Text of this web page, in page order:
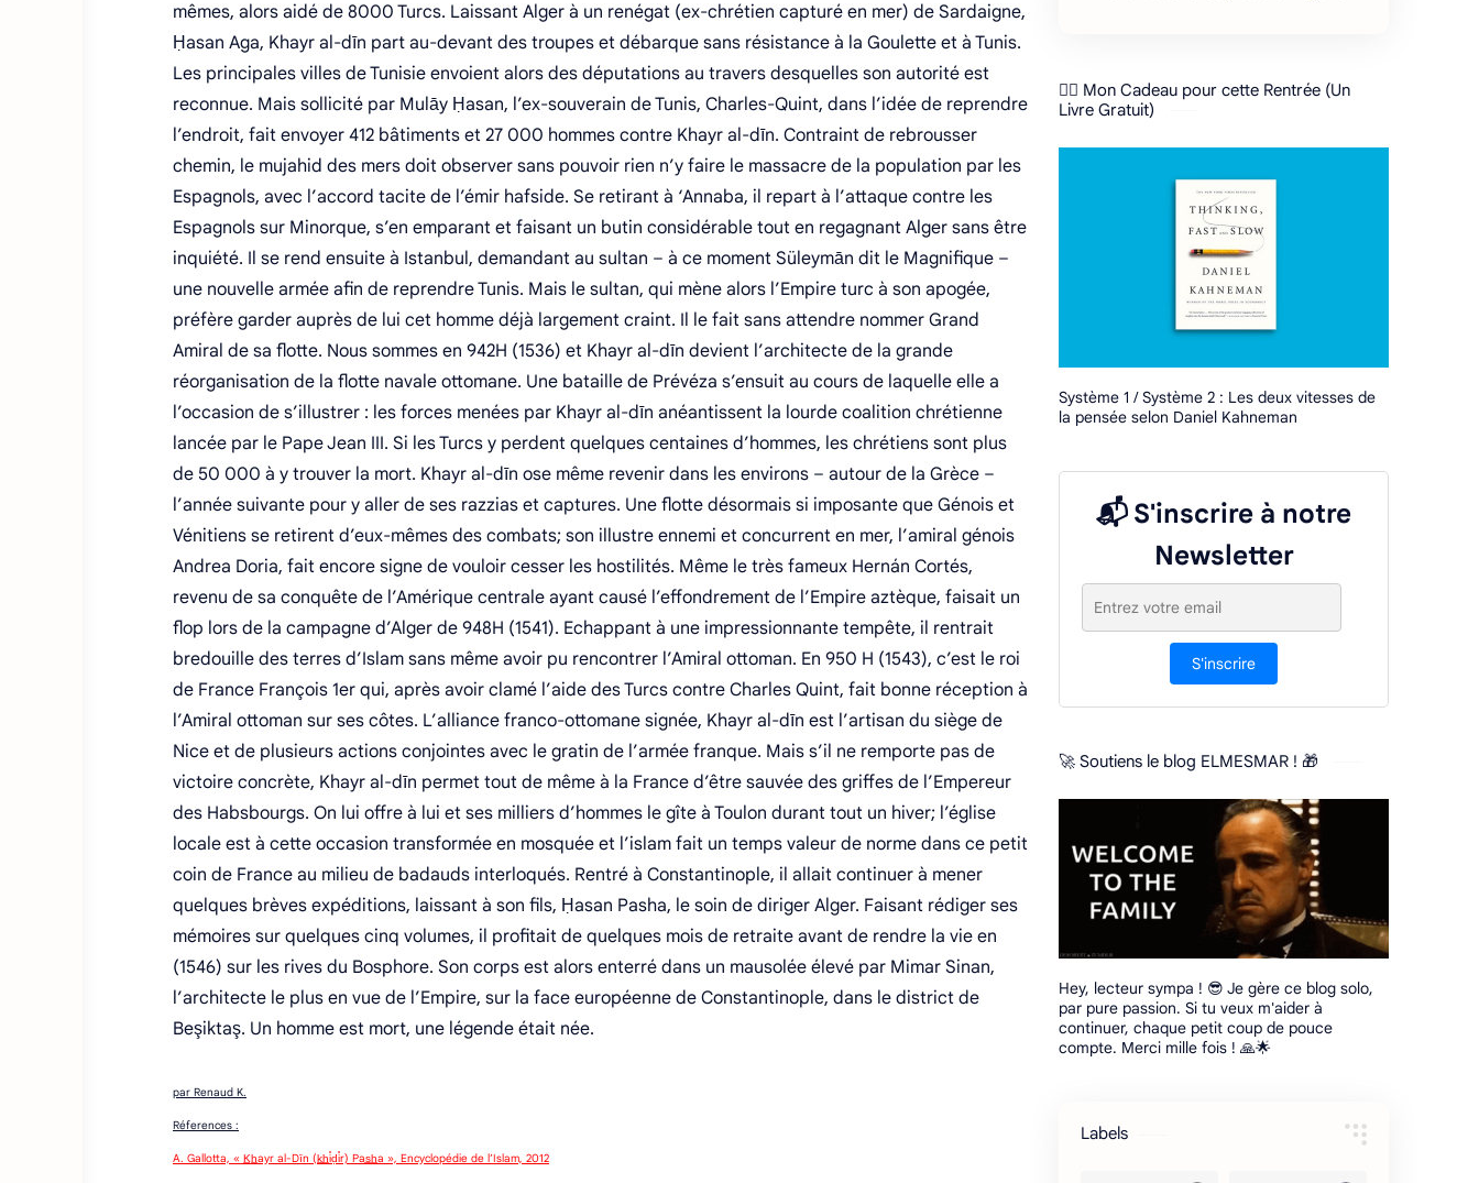
mêmes, alors aidé de 8000 Turcs. Laissant Alger à un renégat (ex-chrétien capturé en mer) de Sardaigne,
Ḥasan Aga, Khayr al-dīn part au-devant des troupes et débarque sans résistance à la Goulette et à Tunis.
Les principales villes de Tunisie envoient alors des députations au travers desquelles son autorité est
reconnue. Mais sollicité par Mulāy Ḥasan, l’ex-souverain de Tunis, Charles-Quint, dans l’idée de reprendre
l’endroit, fait envoyer 412 bâtiments et 27 000 hommes contre Khayr al-dīn. Contraint de rebrousser
chemin, le mujahid des mers doit observer sans pouvoir rien n’y faire le massacre de la population par les
Espagnols, avec l’accord tacite de l’émir hafside. Se retirant à ‘Annaba, il repart à l’attaque contre les
Espagnols sur Minorque, s’en emparant et faisant un butin considérable tout en regagnant Alger sans être
inquiété. Il se rend ensuite à Istanbul, demandant au sultan – à ce moment Süleymān dit le Magnifique –
une nouvelle armée afin de reprendre Tunis. Mais le sultan, qui mène alors l’Empire turc à son apogée,
préfère garder auprès de lui cet homme déjà largement craint. Il le fait sans attendre nommer Grand
Amiral de sa flotte. Nous sommes en 942H (1536) et Khayr al-dīn devient l’architecte de la grande
réorganisation de la flotte navale ottomane. Une bataille de Prévéza s’ensuit au cours de laquelle elle a
l’occasion de s’illustrer : les forces menées par Khayr al-dīn anéantissent la lourde coalition chrétienne
lancée par le Pape Jean III. Si les Turcs y perdent quelques centaines d’hommes, les chrétiens sont plus
de 50 000 à y trouver la mort. Khayr al-dīn ose même revenir dans les environs – autour de la Grèce –
l’année suivante pour y aller de ses razzias et captures. Une flotte désormais si imposante que Génois et
Vénitiens se retirent d’eux-mêmes des combats; son illustre ennemi et concurrent en mer, l’amiral génois
Andrea Doria, fait encore signe de vouloir cesser les hostilités. Même le très fameux Hernán Cortés,
revenu de sa conquête de l’Amérique centrale ayant causé l’effondrement de l’Empire aztèque, faisait un
flop lors de la campagne d’Alger de 948H (1541). Echappant à une impressionnante tempête, il rentrait
bredouille des terres d’Islam sans même avoir pu rencontrer l’Amiral ottoman. En 950 H (1543), c’est le roi
de France François 1er qui, après avoir clamé l’aide des Turcs contre Charles Quint, fait bonne réception à
l’Amiral ottoman sur ses côtes. L’alliance franco-ottomane signée, Khayr al-dīn est l’artisan du siège de
Nice et de plusieurs actions conjointes avec le gratin de l’armée franque. Mais s’il ne remporte pas de
victoire concrète, Khayr al-dīn permet tout de même à la France d’être sauvée des griffes de l’Empereur
des Habsbourgs. On lui offre à lui et ses milliers d’hommes le gîte à Toulon durant tout un hiver; l’église
locale est à cette occasion transformée en mosquée et l’islam fait un temps valeur de norme dans ce petit
coin de France au milieu de badauds interloqués. Rentré à Constantinople, il allait continuer à mener
quelques brèves expéditions, laissant à son fils, Ḥasan Pasha, le soin de diriger Alger. Faisant rédiger ses
mémoires sur quelques cinq volumes, il profitait de quelques mois de retraite avant de rendre la vie en
(1546) sur les rives du Bosphore. Son corps est alors enterré dans un mausolée élevé par Mimar Sinan,
l’architecte le plus en vue de l’Empire, sur la face européenne de Constantinople, dans le district de
Beşiktaş. Un homme est mort, une légende était née.
par Renaud K.
Réferences :
A. Gallotta, « K̲h̲ayr al-Dīn (k̲h̲i̊ḍi̊r) Pas̲h̲a », Encyclopédie de l’Islam,‎ 2012
❤️‍🔥 Mon Cadeau pour cette Rentrée (Un
Livre Gratuit)
Système 1 / Système 2 : Les deux vitesses de
la pensée selon Daniel Kahneman
📬 S'inscrire à notre
Newsletter
S'inscrire
🚀 Soutiens le blog ELMESMAR ! 🎁
Hey, lecteur sympa ! 😎 Je gère ce blog solo,
par pure passion. Si tu veux m'aider à
continuer, chaque petit coup de pouce
compte. Merci mille fois ! 🙏🌟
Labels